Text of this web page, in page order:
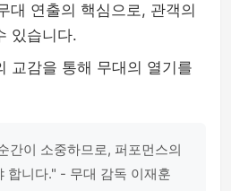
대 연출의 핵심으로, 관객의
있습니다.
교감을 통해 무대의 열기를
간이 소중하므로, 퍼포먼스의
합니다." - 무대 감독 이재훈